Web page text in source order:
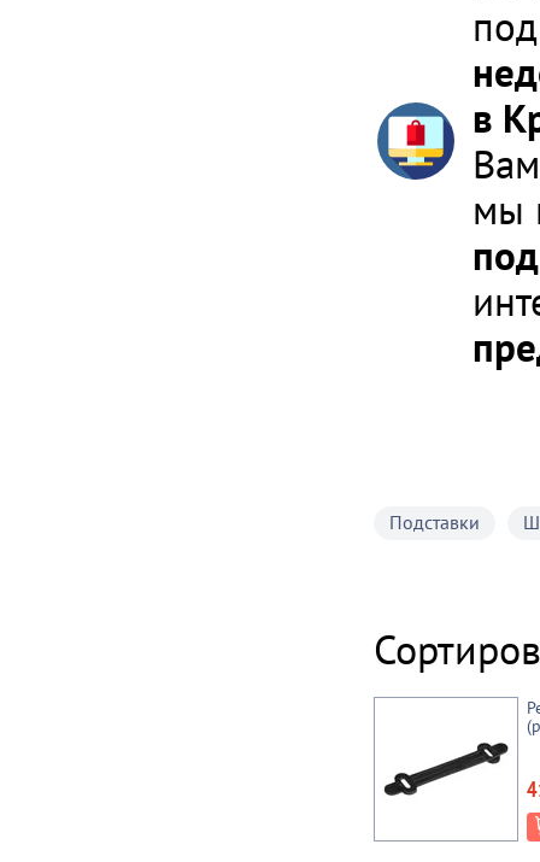
в
мы
Подставки